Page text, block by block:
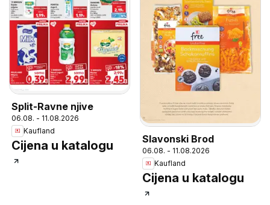
Split-Ravne njive
06.08. - 11.08.2026
Kaufland
Cijena u katalogu Slavonski Brod
06.08. - 11.08.2026
Kaufland
Cijena u katalogu